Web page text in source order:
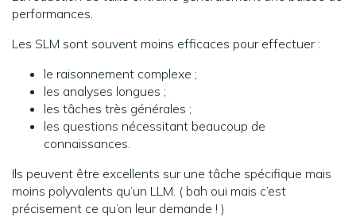
performances.
Les SLM sont souvent moins efficaces pour effectuer :
le raisonnement complexe ;
les analyses longues ;
les tâches très générales ;
les questions nécessitant beaucoup de
connaissances.
Ils peuvent être excellents sur une tâche spécifique mais
moins polyvalents qu’un LLM. ( bah oui mais c’est
précisement ce qu’on leur demande ! )